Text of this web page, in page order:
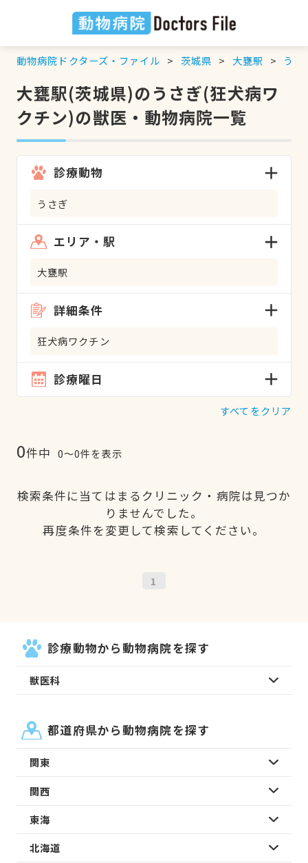
動物病院ドクターズ・ファイル 茨城県 大甕駅 うさ
大甕駅(茨城県)のうさぎ(狂犬病ワ
クチン)の獣医・動物病院一覧
診療動物
うさぎ
エリア・駅
大甕駅
詳細条件
狂犬病ワクチン
診療曜日
すべてをクリア
0件中 0〜0件を表示
検索条件に当てはまるクリニック・病院は見つか
りませんでした。
再度条件を変更して検索してください。
1
診療動物から動物病院を探す
獣医科
都道府県から動物病院を探す
関東
関西
東海
北海道